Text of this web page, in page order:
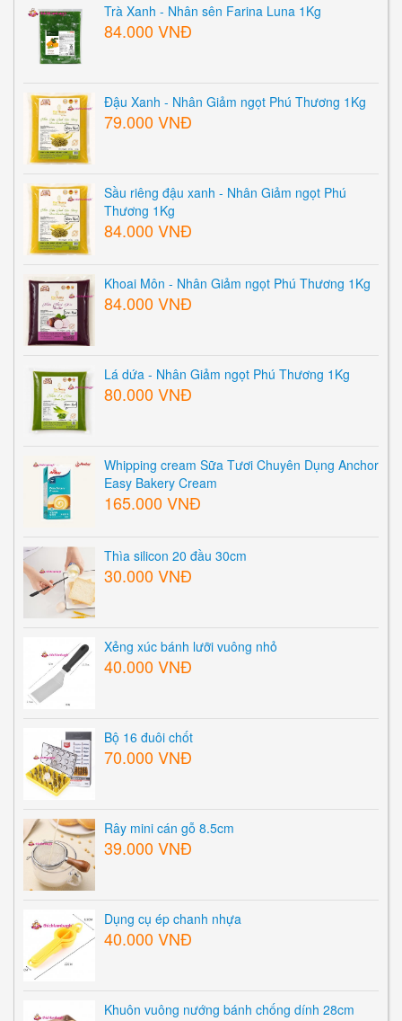
Trà Xanh - Nhân sên Farina Luna 1Kg
84.000 VNĐ
Đậu Xanh - Nhân Giảm ngọt Phú Thương 1Kg
79.000 VNĐ
Sầu riêng đậu xanh - Nhân Giảm ngọt Phú
Thương 1Kg
84.000 VNĐ
Khoai Môn - Nhân Giảm ngọt Phú Thương 1Kg
84.000 VNĐ
Lá dứa - Nhân Giảm ngọt Phú Thương 1Kg
80.000 VNĐ
Whipping cream Sữa Tươi Chuyên Dụng Anchor
Easy Bakery Cream
165.000 VNĐ
Thìa silicon 20 đầu 30cm
30.000 VNĐ
Xẻng xúc bánh lưỡi vuông nhỏ
40.000 VNĐ
Bộ 16 đuôi chốt
70.000 VNĐ
Rây mini cán gỗ 8.5cm
39.000 VNĐ
Dụng cụ ép chanh nhựa
40.000 VNĐ
Khuôn vuông nướng bánh chống dính 28cm